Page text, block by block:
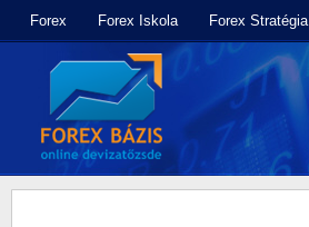
Forex Forex Iskola Forex Stratégia